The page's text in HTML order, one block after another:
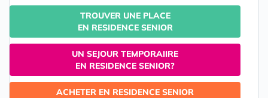
TROUVER UNE PLACE
EN RESIDENCE SENIOR
UN SEJOUR TEMPORAIIRE
EN RESIDENCE SENIOR?
ACHETER EN RESIDENCE SENIOR